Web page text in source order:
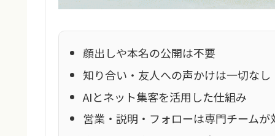
顔出しや本名の公開は不要
知り合い・友人への声かけは一切なし
AIとネット集客を活用した仕組み
営業・説明・フォローは専門チームが